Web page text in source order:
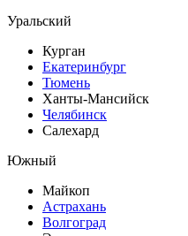
Уральский
Курган
Екатеринбург
Тюмень
Ханты-Мансийск
Челябинск
Салехард
Южный
Майкоп
Астрахань
Волгоград